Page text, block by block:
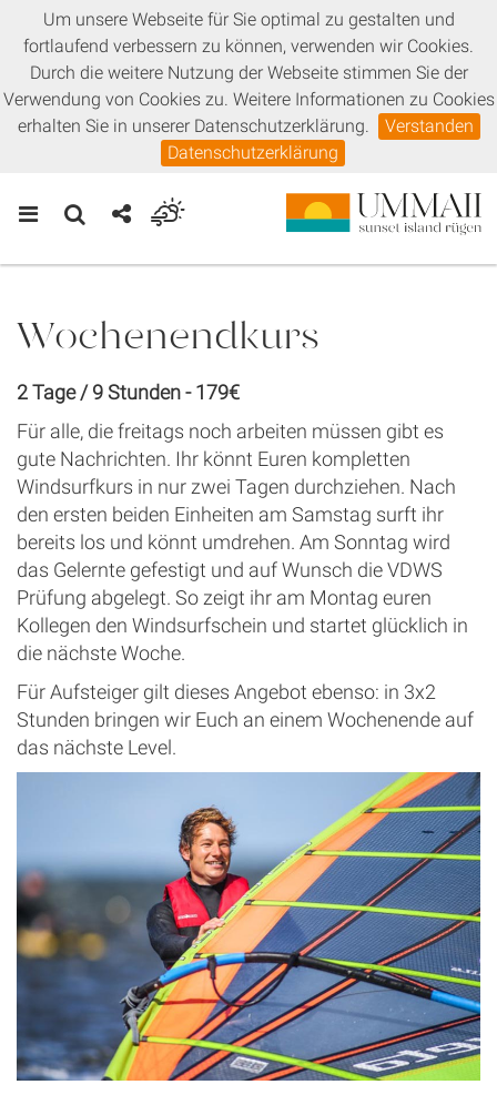
Um unsere Webseite für Sie optimal zu gestalten und
fortlaufend verbessern zu können, verwenden wir Cookies.
Durch die weitere Nutzung der Webseite stimmen Sie der
Verwendung von Cookies zu. Weitere Informationen zu Cookies
erhalten Sie in unserer Datenschutzerklärung.
Verstanden
Datenschutzerklärung
Wochenendkurs
2 Tage / 9 Stunden - 179€
Für alle, die freitags noch arbeiten müssen gibt es
gute Nachrichten. Ihr könnt Euren kompletten
Windsurfkurs in nur zwei Tagen durchziehen. Nach
den ersten beiden Einheiten am Samstag surft ihr
bereits los und könnt umdrehen. Am Sonntag wird
das Gelernte gefestigt und auf Wunsch die VDWS
Prüfung abgelegt. So zeigt ihr am Montag euren
Kollegen den Windsurfschein und startet glücklich in
die nächste Woche.
Für Aufsteiger gilt dieses Angebot ebenso: in 3x2
Stunden bringen wir Euch an einem Wochenende auf
das nächste Level.